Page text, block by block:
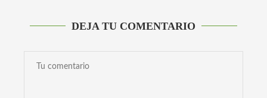
DEJA TU COMENTARIO